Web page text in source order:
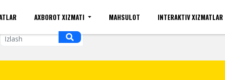
Mobil ko'rinishi Bo'sh ish o'rinlari(umumiy) Kirish
AXBOROT XIZMATI MAHSULOT INTERAKTIV XIZMATLAR